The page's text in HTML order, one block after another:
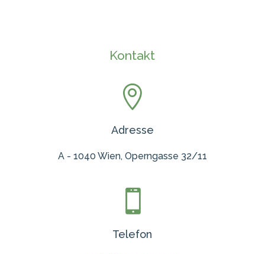
Kontakt

Adresse
A - 1040 Wien, Operngasse 32/11

Telefon